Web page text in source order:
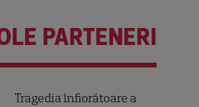
PARTENERI
Tragedia înfiorătoare a